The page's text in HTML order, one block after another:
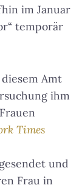
im Januar
temporär
Amt
ihm
Times
und
Frau in